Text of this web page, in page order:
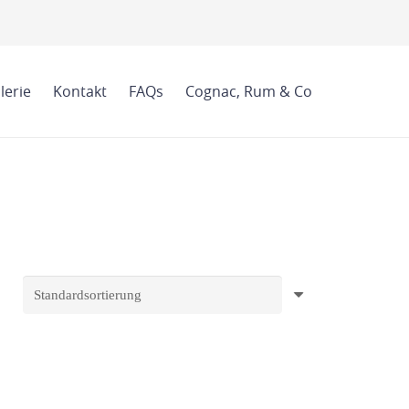
Kontakt FAQs Cognac, Rum & Co